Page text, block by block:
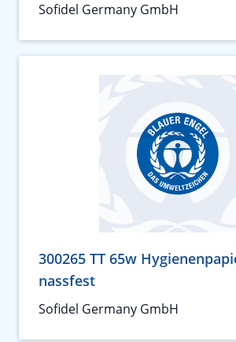
Sofidel Germany GmbH
300265 TT 65w
nassfest
Sofidel Germany GmbH